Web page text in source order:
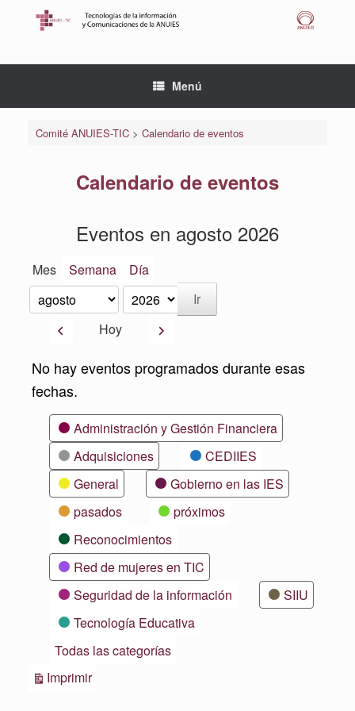
Menú
Comité ANUIES-TIC> Calendario de eventos
Calendario de eventos
Eventos en agosto 2026
Mes Semana Día
Mes
Año
AnteriorHoy Siguiente
No hay eventos programados durante esas
fechas.
CategoríasAdministración y Gestión Financiera
Adquisiciones
CEDIIES
General
Gobierno en las IES
pasados
próximos
Reconocimientos
Red de mujeres en TIC
Seguridad de la información
SIIU
Tecnología Educativa
Todas las categorías
ImprimirVistas